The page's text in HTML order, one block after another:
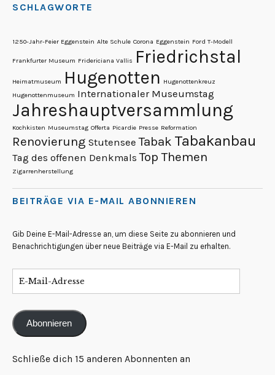
SCHLAGWORTE
1250-Jahr-Feier Eggenstein Alte Schule Corona Eggenstein Ford T-Modell
Frankfurter Museum Fridericiana Vallis Friedrichstal
Heimatmuseum Hugenotten Hugenottenkreuz
Hugenottenmuseum Internationaler Museumstag
Jahreshauptversammlung
Kochkisten Museumstag Offerta Picardie Presse Reformation
Renovierung Stutensee Tabak Tabakanbau
Tag des offenen Denkmals Top Themen
Zigarrenherstellung
BEITRÄGE VIA E-MAIL ABONNIEREN
Gib Deine E-Mail-Adresse an, um diese Seite zu abonnieren und
Benachrichtigungen über neue Beiträge via E-Mail zu erhalten.
Abonnieren
Schließe dich 15 anderen Abonnenten an